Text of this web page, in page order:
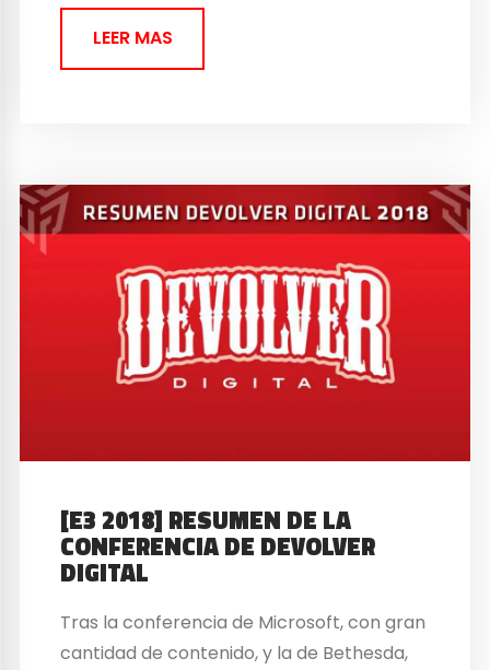
en cuestión...
LEER MAS
[E3 2018] RESUMEN DE LA
CONFERENCIA DE DEVOLVER
DIGITAL
Tras la conferencia de Microsoft, con gran
cantidad de contenido, y la de Bethesda,